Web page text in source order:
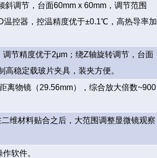
斜调节， 台面60mm x 60mm，调节范围
温控器，控温精度优于±0.1℃，高热导率加
节精度优于2μm；绕Z轴旋转调节，台面
高稳定载玻片夹具，装夹方便。
离物镜（29.56mm），综合放大倍数~900
维材料贴合之后，大范围调整显微镜观察
软件。